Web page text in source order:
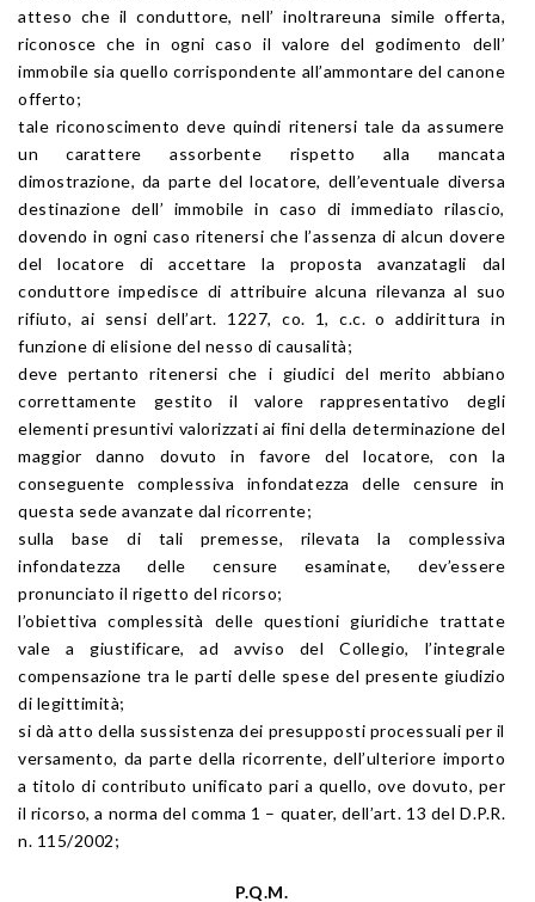
atteso che il conduttore, nell’ inoltrareuna simile offerta,
riconosce che in ogni caso il valore del godimento dell’
immobile sia quello corrispondente all’ammontare del canone
offerto;
tale riconoscimento deve quindi ritenersi tale da assumere
un carattere assorbente rispetto alla mancata
dimostrazione, da parte del locatore, dell’eventuale diversa
destinazione dell’ immobile in caso di immediato rilascio,
dovendo in ogni caso ritenersi che l’assenza di alcun dovere
del locatore di accettare la proposta avanzatagli dal
conduttore impedisce di attribuire alcuna rilevanza al suo
rifiuto, ai sensi dell’art. 1227, co. 1, c.c. o addirittura in
funzione di elisione del nesso di causalità;
deve pertanto ritenersi che i giudici del merito abbiano
correttamente gestito il valore rappresentativo degli
elementi presuntivi valorizzati ai fini della determinazione del
maggior danno dovuto in favore del locatore, con la
conseguente complessiva infondatezza delle censure in
questa sede avanzate dal ricorrente;
sulla base di tali premesse, rilevata la complessiva
infondatezza delle censure esaminate, dev’essere
pronunciato il rigetto del ricorso;
l’obiettiva complessità delle questioni giuridiche trattate
vale a giustificare, ad avviso del Collegio, l’integrale
compensazione tra le parti delle spese del presente giudizio
di legittimità;
si dà atto della sussistenza dei presupposti processuali per il
versamento, da parte della ricorrente, dell’ulteriore importo
a titolo di contributo unificato pari a quello, ove dovuto, per
il ricorso, a norma del comma 1 – quater, dell’art. 13 del D.P.R.
n. 115/2002;
P.Q.M.